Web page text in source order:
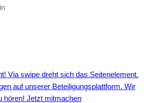
auf unserer Beteiligungsplattform. Wir
hören! Jetzt mitmachen